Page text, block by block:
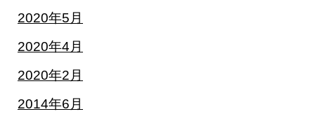
2020年5月
2020年4月
2020年2月
2014年6月